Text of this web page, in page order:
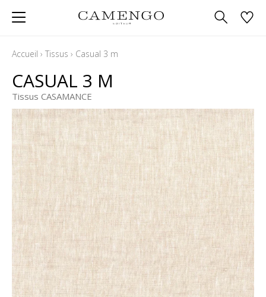
Accueil › Tissus › Casual 3 m
CASUAL 3 M
Tissus CASAMANCE